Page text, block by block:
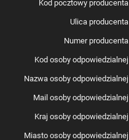
Waga (z kasetą)
15,2 kg
Zasilanie
48V/2,5A
moment obrotowy
75 N.m
Maksymalna siła
hamowania
220 N
Kąt nachylenia
do 17%
Kompatybilność
ramy
5130/5135
przelotowa)
Kod pocztowy producenta
Ulica producenta
Numer producenta
Kod osoby odpowiedzialnej
Nazwa osoby odpowiedzialnej
Mail osoby odpowiedzialnej
Kraj osoby odpowiedzialnej
Miasto osoby odpowiedzialnej